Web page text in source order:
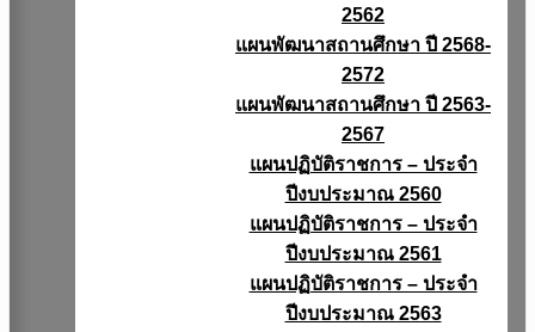
2562
แผนพัฒนาสถานศึกษา ปี 2568-
2572
แผนพัฒนาสถานศึกษา ปี 2563-
2567
แผนปฏิบัติราชการ – ประจำ
ปีงบประมาณ 2560
แผนปฏิบัติราชการ – ประจำ
ปีงบประมาณ 2561
แผนปฏิบัติราชการ – ประจำ
ปีงบประมาณ 2563